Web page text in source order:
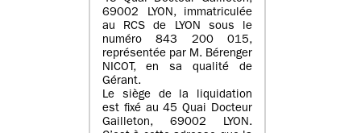
69002 LYON, immatriculée
au RCS de LYON sous le
numéro 843 200 015,
représentée par M. Bérenger
NICOT, en sa qualité de
Gérant.
Le siège de la liquidation
est fixé au45 Quai Docteur
Gailleton, 69002 LYON.